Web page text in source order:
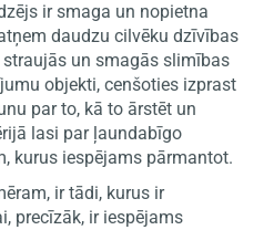
ir smaga un nopietna
daudzu cilvēku dzīvības
un smagās slimības
objekti, cenšoties izprast
par to, kā to ārstēt un
lasi par ļaundabīgo
kurus iespējams pārmantot.
ir tādi, kurus ir
precīzāk, ir iespējams